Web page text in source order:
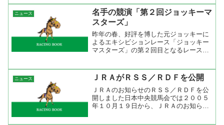
ね。ダービーでは能力の片鱗を見せてく
れただけにちょっと残...
ニュース
名手の競演「第２回ジョッキーマ
スターズ」
昨年の春、好評を博した元ジョッキーに
よるエキシビションレース「ジョッキー
マスターズ」の第２回目となるレースを
のみならず、ジャパンカップ優勝経験の
ある元ジョッキーが海外か...
ニュース ＪＲＡがＲＳＳ／ＲＤＦを公開
ＪＲＡのお知らせのＲＳＳ／ＲＤＦを公
開しました日本中央競馬会では２００５
年１０月１９日から、ＪＲＡのお知らせ